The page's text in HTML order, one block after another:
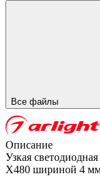
Все файлы
Описание
Узкая
X480 шириной 4